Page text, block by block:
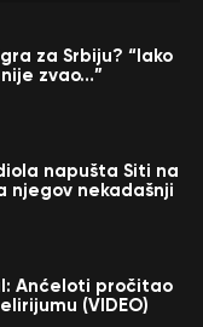
za Srbiju? “Iako
zvao…”
napušta Siti na
njegov nekadašnji
Anćeloti pročitao
(VIDEO)